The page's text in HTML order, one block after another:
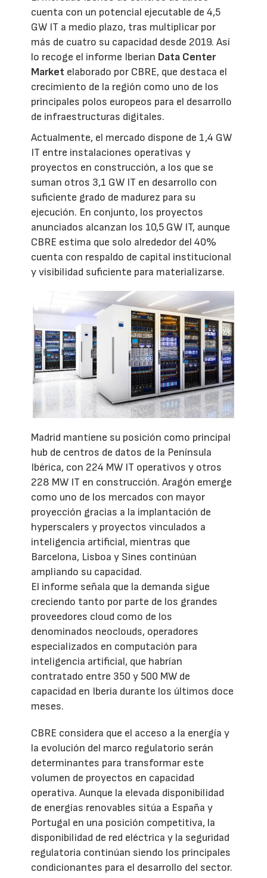
cuenta con un potencial ejecutable de 4,5
GW IT a medio plazo, tras multiplicar por
más de cuatro su capacidad desde 2019. Así
lo recoge el informe Iberian Data Center
Market elaborado por CBRE, que destaca el
crecimiento de la región como uno de los
principales polos europeos para el desarrollo
de infraestructuras digitales.
Actualmente, el mercado dispone de 1,4 GW
IT entre instalaciones operativas y
proyectos en construcción, a los que se
suman otros 3,1 GW IT en desarrollo con
suficiente grado de madurez para su
ejecución. En conjunto, los proyectos
anunciados alcanzan los 10,5 GW IT, aunque
CBRE estima que solo alrededor del 40%
cuenta con respaldo de capital institucional
y visibilidad suficiente para materializarse.
Madrid mantiene su posición como principal
hub de centros de datos de la Península
Ibérica, con 224 MW IT operativos y otros
228 MW IT en construcción. Aragón emerge
como uno de los mercados con mayor
proyección gracias a la implantación de
hyperscalers y proyectos vinculados a
inteligencia artificial, mientras que
Barcelona, Lisboa y Sines continúan
ampliando su capacidad.
El informe señala que la demanda sigue
creciendo tanto por parte de los grandes
proveedores cloud como de los
denominados neoclouds, operadores
especializados en computación para
inteligencia artificial, que habrían
contratado entre 350 y 500 MW de
capacidad en Iberia durante los últimos doce
meses.
CBRE considera que el acceso a la energía y
la evolución del marco regulatorio serán
determinantes para transformar este
volumen de proyectos en capacidad
operativa. Aunque la elevada disponibilidad
de energías renovables sitúa a España y
Portugal en una posición competitiva, la
disponibilidad de red eléctrica y la seguridad
regulatoria continúan siendo los principales
condicionantes para el desarrollo del sector.